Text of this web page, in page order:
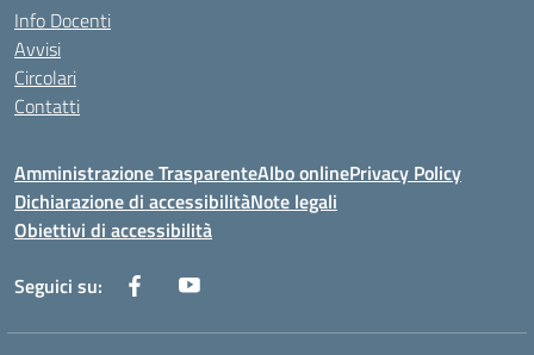
Info Docenti
Avvisi
Circolari
Contatti
Amministrazione TrasparenteAlbo onlinePrivacy Policy
Dichiarazione di accessibilitàNote legali
Obiettivi di accessibilità
Seguici su: